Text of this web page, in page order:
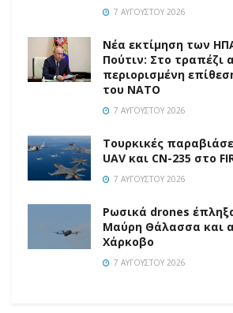
7 ΑΥΓΟΎΣΤΟΥ 2026
Νέα εκτίμηση των
Πούτιν: Στο τραπέζι
περιορισμένη
του ΝΑΤΟ
7 ΑΥΓΟΎΣΤΟΥ 2026
Τουρκικές
UAV και CN-235 στο
7 ΑΥΓΟΎΣΤΟΥ 2026
Ρωσικά drones
Μαύρη Θάλασσα και
Χάρκοβο
7 ΑΥΓΟΎΣΤΟΥ 2026